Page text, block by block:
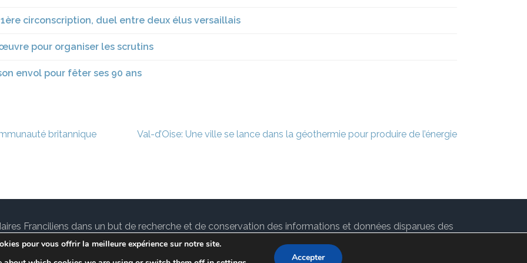
circonscription, duel entre deux élus versaillais
pour organiser les scrutins
envol pour fêter ses 90 ans
britannique
Val-d’Oise: Une ville se lance dans la géothermie pour produire de l’énergie
Franciliens dans un but de recherche et de conservation des informations et données disparues des
sur lenotre Blog. Lawyer Landing Page | Développé par
pour vous offrir la meilleure expérience sur notre site.
Accepter